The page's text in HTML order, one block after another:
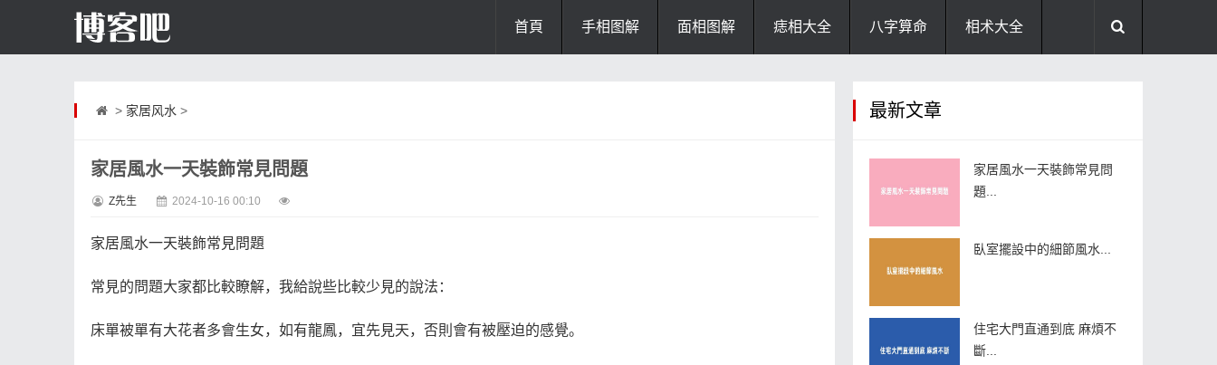
首頁 手相图解 面相图解 痣相大全 八字算命 相术大全
> 家居风水 >
家居風水一天裝飾常見問題
Z先生 2024-10-16 00:10
家居風水一天裝飾常見問題
常見的問題大家都比較瞭解，我給說些比較少見的說法：
床單被單有大花者多會生女，如有龍鳳，宜先見天，否則會有被壓迫的感覺。
最新文章
家居風水一天裝飾常見問
題...
臥室擺設中的細節風水...
住宅大門直通到底 麻煩不
斷...